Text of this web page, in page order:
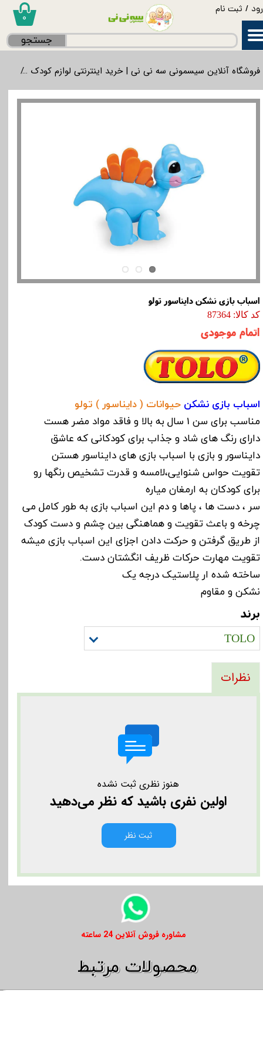
/ ثبت نام
حساب کاربری من
۰
جستجو
فروشگاه آنلاین سیسمونی سه نی نی | خرید اینترنتی لوازم کودک
اسباب بازی نشکن دایناسور تولو
کد کالا: 87364
اتمام موجودی
اسباب بازی نشکن حیوانات ( دایناسور ) تولو
مناسب برای سن 1 سال به بالا و فاقد مواد مضر هست
دارای رنگ های شاد و جذاب برای کودکانی که عاشق
دایناسور و بازی با اسباب بازی های دایناسور هستن
تقویت حواس شنوایی،لامسه و قدرت تشخیص رنگها رو
برای کودکان به ارمغان میاره
سر ، دست ها ، پاها و دم این اسباب بازی به طور کامل می
چرخه و باعث تقویت و هماهنگی بین چشم و دست کودک
از طریق گرفتن و حرکت دادن اجزای این اسباب بازی میشه
تقویت مهارت حرکات ظریف انگشتان دست.
ساخته شده ار پلاستیک درجه یک
نشکن و مقاوم
برند
TOLO
نظرات
هنوز نظری ثبت نشده
اولین نفری باشید که نظر می‌دهید
ثبت نظر
​​مشاوره فروش آنلاین 24 ساعته
​​محصولات مرتبط